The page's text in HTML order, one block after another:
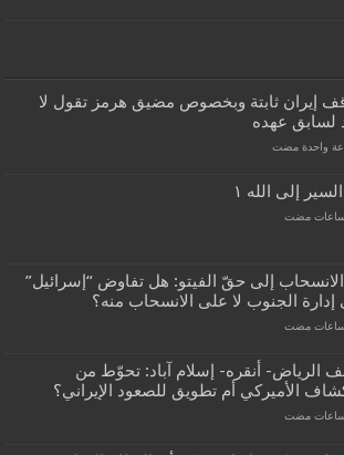
إيران ثابتة وبخصوص مضيق هرمز تقول لا
لسابق عهده
واحدة مضت
إلى الله ١
إلى حقّ الفيتو: هل تفاوض “إسرائيل”
إدارة الجنوب لا على الانسحاب منه؟
الرياض- أنقره- إسلام آباد: تحوّط من
الأميركي أم تطويق للصعود الإيراني؟